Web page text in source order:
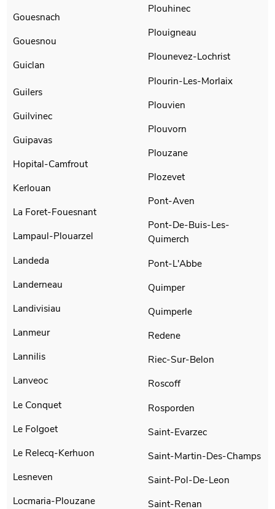
Gouesnach
Gouesnou
Guiclan
Guilers
Guilvinec
Guipavas
Hopital-Camfrout
Kerlouan
La Foret-Fouesnant
Lampaul-Plouarzel
Landeda
Landerneau
Landivisiau
Lanmeur
Lannilis
Lanveoc
Le Conquet
Le Folgoet
Le Relecq-Kerhuon
Lesneven
Locmaria-Plouzane
Plouhinec
Plouigneau
Plounevez-Lochrist
Plourin-Les-Morlaix
Plouvien
Plouvorn
Plouzane
Plozevet
Pont-Aven
Pont-De-Buis-Les-
Quimerch
Pont-L'Abbe
Quimper
Quimperle
Redene
Riec-Sur-Belon
Roscoff
Rosporden
Saint-Evarzec
Saint-Martin-Des-Champs
Saint-Pol-De-Leon
Saint-Renan